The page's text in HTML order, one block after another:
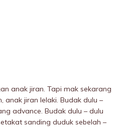
anak jiran. Tapi mak sekarang
anak jiran lelaki. Budak dulu –
advance. Budak dulu – dulu
sanding duduk sebeIah –